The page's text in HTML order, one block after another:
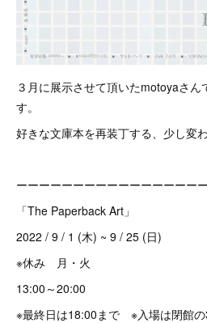
３月に展示させて頂いたmotoyaさん
す。
好きな文庫本を再装丁する、少し変
ーーーーーーーーーーーーーーーーー
「The Paperback Art」
2022 / 9 / 1 (木) ~ 9 / 25 (日)
※休み 月・火
13:00～20:00
※最終日は18:00まで ※入場は閉館